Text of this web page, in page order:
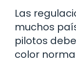
Las
muchos
pilotos
color